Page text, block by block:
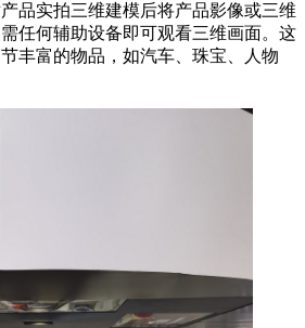
品实拍三维建模后将产品影像或三维
任何辅助设备即可观看三维画面。这
丰富的物品，如汽车、珠宝、人物